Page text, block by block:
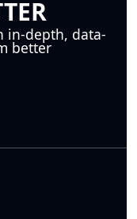
in-depth, data-
better